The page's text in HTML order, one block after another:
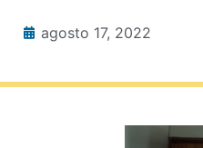
agosto 17, 2022